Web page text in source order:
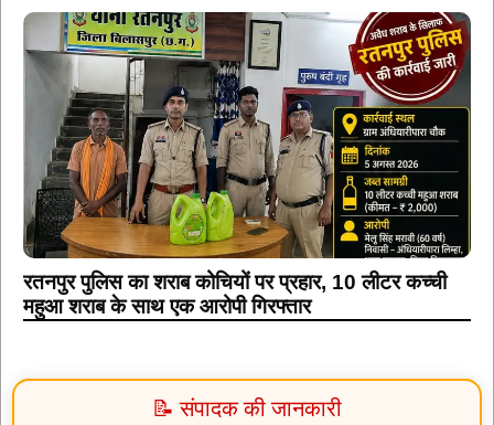
रतनपुर पुलिस का शराब कोचियों पर प्रहार, 10 लीटर कच्ची
महुआ शराब के साथ एक आरोपी गिरफ्तार
📝 संपादक की जानकारी